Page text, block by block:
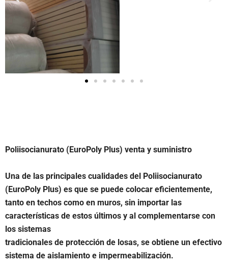
Poliisocianurato (EuroPoly Plus) venta y suministro
Una de las principales cualidades del Poliisocianurato
(EuroPoly Plus) es que se puede colocar eficientemente,
tanto en techos como en muros, sin importar las
características de estos últimos y al complementarse con
los sistemas
tradicionales de protección de losas, se obtiene un efectivo
sistema de aislamiento e impermeabilización.